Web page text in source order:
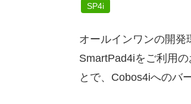
SP4i
オールインワンの開
SmartPad4iをご利用
とで、Cobos4iへのバ